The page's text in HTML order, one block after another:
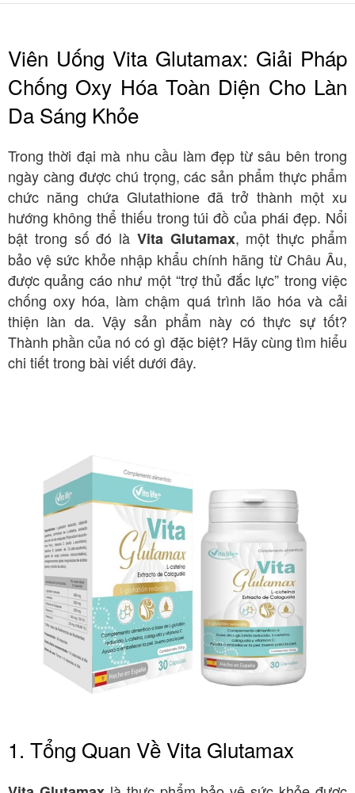
Viên Uống Vita Glutamax: Giải Pháp
Chống Oxy Hóa Toàn Diện Cho Làn
Da Sáng Khỏe
Trong thời đại mà nhu cầu làm đẹp từ sâu bên trong
ngày càng được chú trọng, các sản phẩm thực phẩm
chức năng chứa Glutathione đã trở thành một xu
hướng không thể thiếu trong túi đồ của phái đẹp. Nổi
bật trong số đó là Vita Glutamax, một thực phẩm
bảo vệ sức khỏe nhập khẩu chính hãng từ Châu Âu,
được quảng cáo như một “trợ thủ đắc lực” trong việc
chống oxy hóa, làm chậm quá trình lão hóa và cải
thiện làn da. Vậy sản phẩm này có thực sự tốt?
Thành phần của nó có gì đặc biệt? Hãy cùng tìm hiểu
chi tiết trong bài viết dưới đây.
1. Tổng Quan Về Vita Glutamax